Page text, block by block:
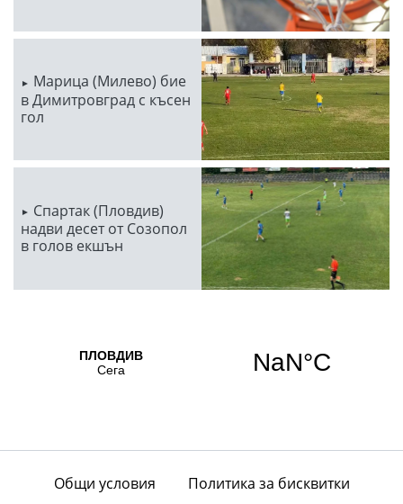
Марица (Милево) бие
в Димитровград с късен
гол
Спартак (Пловдив)
надви десет от Созопол
в голов екшън
Общи условия Политика за бисквитки